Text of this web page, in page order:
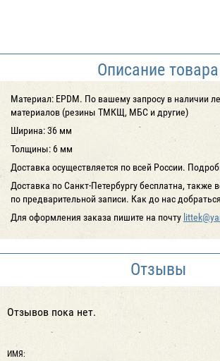
Описание товара
Материал: EPDM. По вашему запросу в наличии
материалов (резины ТМКЩ, МБС и другие)
Ширина: 36 мм
Толщины: 6 мм
Доставка осуществляется по всей России.
Доставка по Санкт-Петербургу бесплатна,
по предварительной записи. Как до нас
Для оформления заказа пишите на почту
Отзывы
Отзывов пока нет.
ИМЯ: